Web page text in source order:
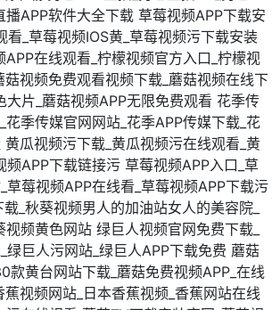
播APP软件大全下载 草莓视频APP下载安
看_草莓视频IOS黄_草莓视频污下载安装
APP在线观看_柠檬视频官方入口_柠檬视
菇视频免费观看视频下载_蘑菇视频在线下
大片_蘑菇视频APP无限免费观看 花季传
花季传媒官网网站_花季APP传媒下载_花
黄瓜视频污下载_黄瓜视频污在线观看_黄
频APP下载链接污 草莓视频APP入口_草
草莓视频APP在线看_草莓视频APP下载污
_秋葵视频男人的加油站女人的美容院_
视频黄色网站 绿巨人视频官网免费下载_
绿巨人污网站_绿巨人APP下载免费 蘑菇
款黄台网站下载_蘑菇免费视频APP_在线
蕉视频网站_日本香蕉视频_香蕉网站在线